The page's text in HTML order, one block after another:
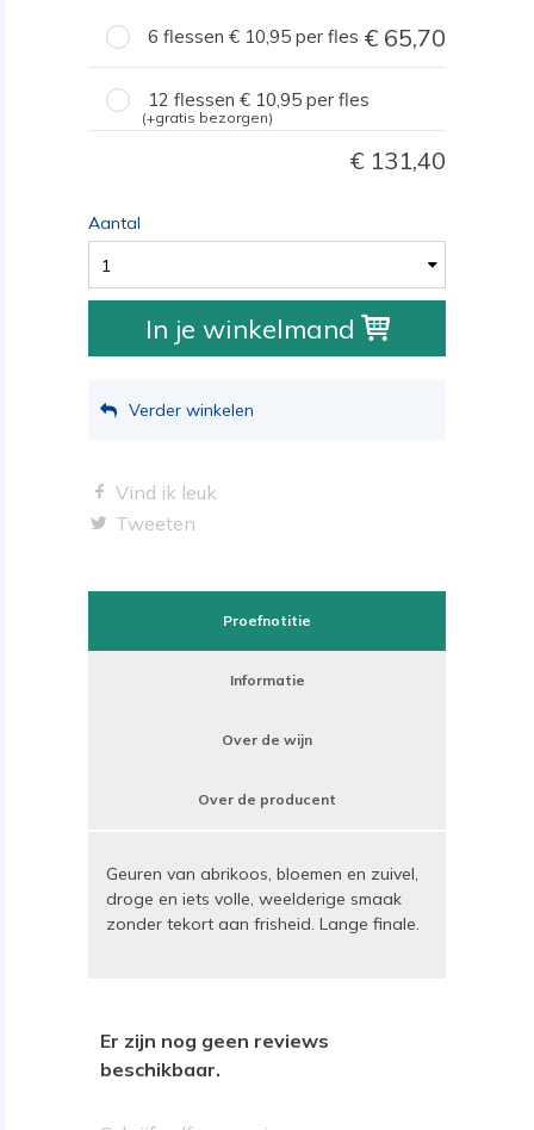
6 flessen 10,95 per fles 65,70
12 flessen 10,95 per fles
(+gratis bezorgen)
131,40
Aantal
1
In je winkelmand
Verder winkelen
Vind ik leuk
Tweeten
Proefnotitie
Informatie
Over de wijn
Over de producent
Geuren van abrikoos, bloemen en zuivel,
droge en iets volle, weelderige smaak
zonder tekort aan frisheid. Lange finale.
Er zijn nog geen reviews
beschikbaar.